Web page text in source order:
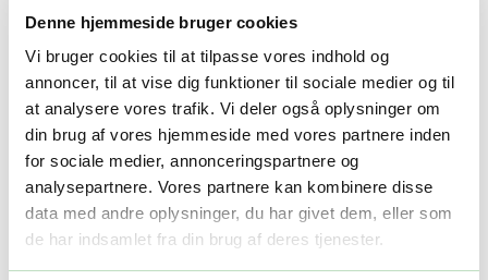
Denne hjemmeside bruger cookies
Vi bruger cookies til at tilpasse vores indhold og
annoncer, til at vise dig funktioner til sociale medier og til
at analysere vores trafik. Vi deler også oplysninger om
din brug af vores hjemmeside med vores partnere inden
for sociale medier, annonceringspartnere og
analysepartnere. Vores partnere kan kombinere disse
data med andre oplysninger, du har givet dem, eller som
de har indsamlet fra din brug af deres tjenester.
TEXAS Fejekost Combi 800
4.999,00kr.
+
Tilføj til kurv
Facebook Twitter LinkedIn Email